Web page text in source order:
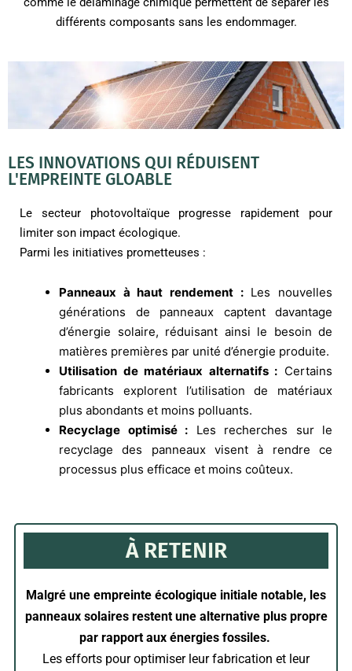
différents composants sans les endommager.
LES INNOVATIONS QUI RÉDUISENT
L'EMPREINTE GLOABLE
Le secteur photovoltaïque progresse rapidement pour
limiter son impact écologique.
Parmi les initiatives prometteuses :
Panneaux à haut rendement :Les nouvelles
générations de panneaux captent davantage
d’énergie solaire, réduisant ainsi le besoin de
matières premières par unité d’énergie produite.
Utilisation de matériaux alternatifs : Certains
fabricants explorent l’utilisation de matériaux
plus abondants et moins polluants.
Recyclage optimisé : Les recherches sur le
recyclage des panneaux visent à rendre ce
processus plus efficace et moins coûteux.
À RETENIR
Malgré une empreinte écologique initiale notable, les
panneaux solaires restent une alternative plus propre
par rapport aux énergies fossiles.
Les efforts pour optimiser leur fabrication et leur